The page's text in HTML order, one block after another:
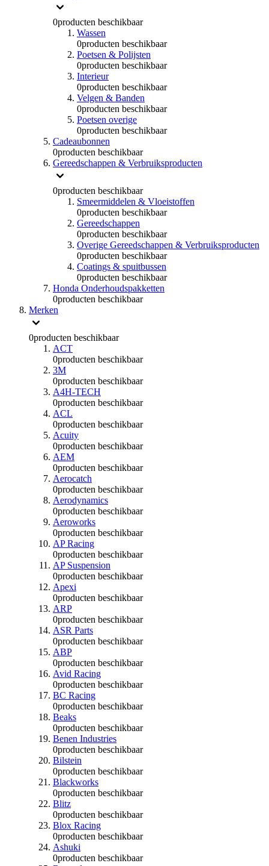
0producten beschikbaar
Wassen
0producten beschikbaar
Poetsen & Polijsten
0producten beschikbaar
Interieur
0producten beschikbaar
Velgen & Banden
0producten beschikbaar
Poetsen overige
0producten beschikbaar
Cadeaubonnen
0producten beschikbaar
Gereedschappen & Verbruiksproducten
0producten beschikbaar
Smeermiddelen & Vloeistoffen
0producten beschikbaar
Gereedschappen
0producten beschikbaar
Overige Gereedschappen & Verbruiksproducten
0producten beschikbaar
Coatings & spuitbussen
0producten beschikbaar
Honda Onderhoudspakketten
0producten beschikbaar
Merken
0producten beschikbaar
ACT
0producten beschikbaar
3M
0producten beschikbaar
A4H-TECH
0producten beschikbaar
ACL
0producten beschikbaar
Acuity
0producten beschikbaar
AEM
0producten beschikbaar
Aerocatch
0producten beschikbaar
Aerodynamics
0producten beschikbaar
Aeroworks
0producten beschikbaar
AP Racing
0producten beschikbaar
AP Suspension
0producten beschikbaar
Apexi
0producten beschikbaar
ARP
0producten beschikbaar
ASR Parts
0producten beschikbaar
ABP
0producten beschikbaar
Avid Racing
0producten beschikbaar
BC Racing
0producten beschikbaar
Beaks
0producten beschikbaar
Benen Industries
0producten beschikbaar
Bilstein
0producten beschikbaar
Blackworks
0producten beschikbaar
Blitz
0producten beschikbaar
Blox Racing
0producten beschikbaar
Ashuki
0producten beschikbaar